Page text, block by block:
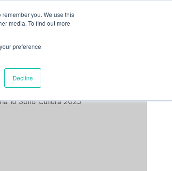
you. We use this
media. To find out more
preference
Decline
LinkedinFacebook
NEWS